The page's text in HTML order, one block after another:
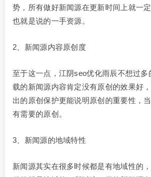
势，所有做好新闻源在更新时间上就一
也就是说的一手资源。
2、新闻源内容原创度
至于这一点，江阴seo优化雨辰不想过
载的新闻源内容肯定没有原创的效果好
出的原创保护更能说明原创的重要性，
有需要的原创。
3、新闻源的地域特性
新闻源其实在很多时候都是有地域性的